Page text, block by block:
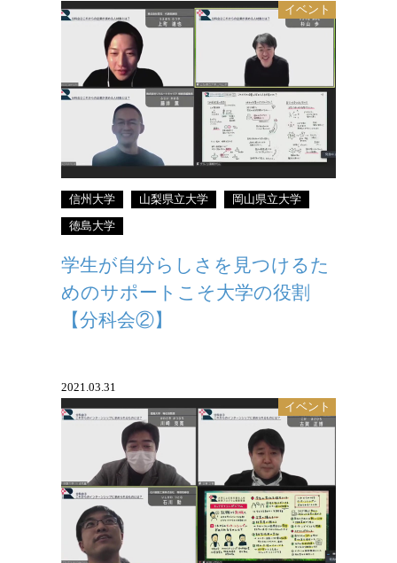
イベント
学生が自分らしさを見つけるためのサポ
ートこそ大学の役割
信州大学 山梨県立大学 岡山県立大学
徳島大学
学生が自分らしさを見つけるた
めのサポートこそ大学の役割
【分科会②】
2021.03.31
イベント
急がないが重要な経営課題をインターン
シップのテーマに